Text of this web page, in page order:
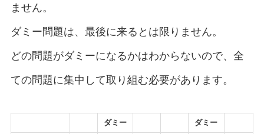
ません。
ダミー問題は、最後に来るとは限りません。
どの問題がダミーになるかはわからないので、全
ての問題に集中して取り組む必要があります。
ダミー ダミー